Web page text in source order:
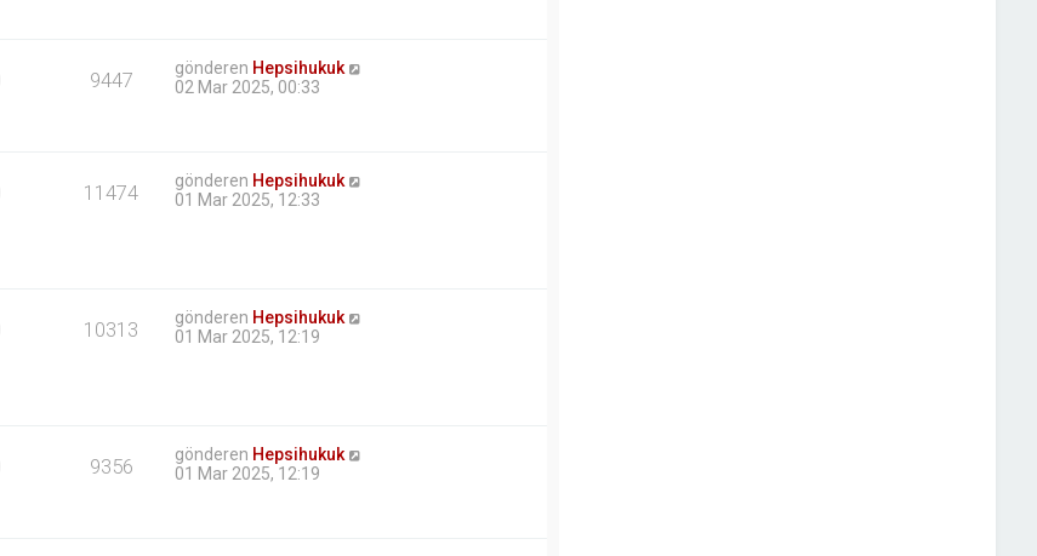
9447 gönderen Hepsihukuk
02 Mar 2025, 00:33
11474 gönderen Hepsihukuk
01 Mar 2025, 12:33
10313 gönderen Hepsihukuk
01 Mar 2025, 12:19
9356 gönderen Hepsihukuk
01 Mar 2025, 12:19